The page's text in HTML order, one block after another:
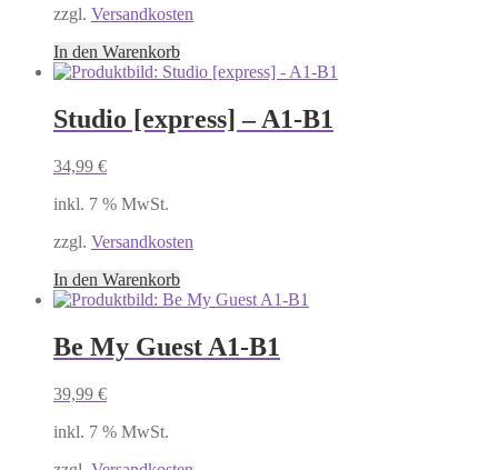
zzgl. Versandkosten
In den Warenkorb
Studio [express] – A1-B1
34,99 €
inkl. 7 % MwSt.
zzgl. Versandkosten
In den Warenkorb
Be My Guest A1-B1
39,99 €
inkl. 7 % MwSt.